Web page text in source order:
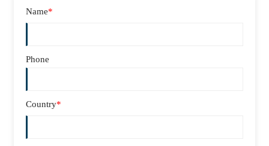
Name*
Phone
Country*